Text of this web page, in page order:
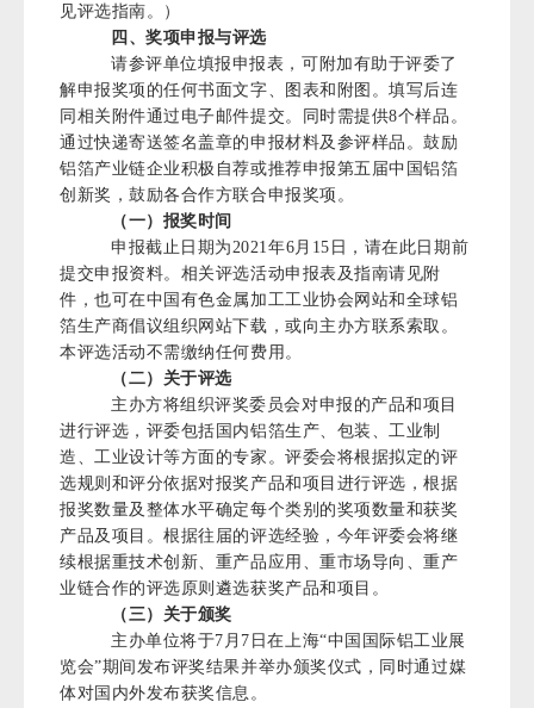
见评选指南。）
四、奖项申报与评选
请参评单位填报申报表，可附加有助于评委了
解申报奖项的任何书面文字、图表和附图。填写后连
同相关附件通过电子邮件提交。同时需提供8个样品。
通过快递寄送签名盖章的申报材料及参评样品。鼓励
铝箔产业链企业积极自荐或推荐申报第五届中国铝箔
创新奖，鼓励各合作方联合申报奖项。
（一）报奖时间
申报截止日期为2021年6月15日，请在此日期前
提交申报资料。相关评选活动申报表及指南请见附
件，也可在中国有色金属加工工业协会网站和全球铝
箔生产商倡议组织网站下载，或向主办方联系索取。
本评选活动不需缴纳任何费用。
（二）关于评选
主办方将组织评奖委员会对申报的产品和项目
进行评选，评委包括国内铝箔生产、包装、工业制
造、工业设计等方面的专家。评委会将根据拟定的评
选规则和评分依据对报奖产品和项目进行评选，根据
报奖数量及整体水平确定每个类别的奖项数量和获奖
产品及项目。根据往届的评选经验，今年评委会将继
续根据重技术创新、重产品应用、重市场导向、重产
业链合作的评选原则遴选获奖产品和项目。
（三）关于颁奖
主办单位将于7月7日在上海“中国国际铝工业展
览会”期间发布评奖结果并举办颁奖仪式，同时通过媒
体对国内外发布获奖信息。